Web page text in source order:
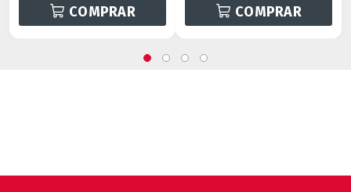
COMPRAR COMPRAR